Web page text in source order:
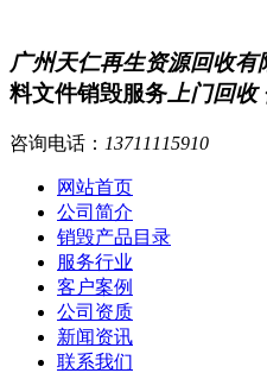
广州天仁再生资源回收有
料文件销毁服务 上门回
咨询电话： 13711115910
网站首页
公司简介
销毁产品目录
服务行业
客户案例
公司资质
新闻资讯
联系我们